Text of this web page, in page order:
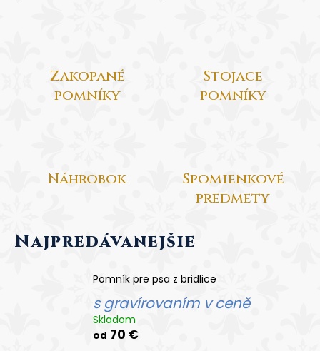
Zakopané
pomníky
Stojace
pomníky
Náhrobok
Spomienkové
predmety
Najpredávanejšie
Pomník pre psa z bridlice
s gravírovaním v ceně
Skladom
od 70 €
POMNÍK
GRAVÍROVANÍM